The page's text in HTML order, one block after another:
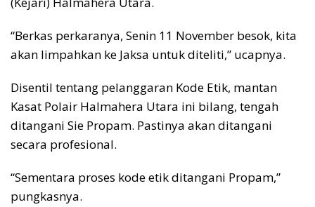
“Berkas perkaranya, Senin 11 November besok, kita
akan limpahkan ke Jaksa untuk diteliti,” ucapnya.
Disentil tentang pelanggaran Kode Etik, mantan
Kasat Polair Halmahera Utara ini bilang, tengah
ditangani Sie Propam. Pastinya akan ditangani
secara profesional.
“Sementara proses kode etik ditangani Propam,”
pungkasnya.